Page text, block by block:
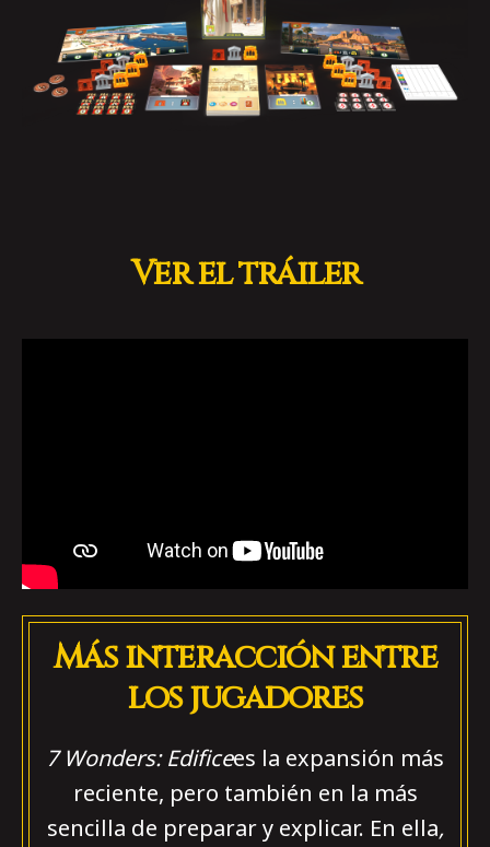
Ver el tráiler
Más interacción entre
los jugadores
7 Wonders: Edificees la expansión más
reciente, pero también en la más
sencilla de preparar y explicar. En ella,